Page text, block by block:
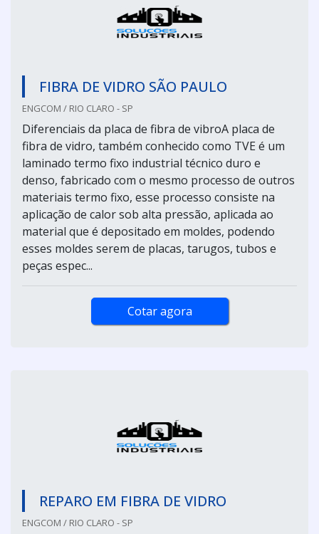
FIBRA DE VIDRO SÃO PAULO
ENGCOM / RIO CLARO - SP
Diferenciais da placa de fibra de vibroA placa de
fibra de vidro, também conhecido como TVE é um
laminado termo fixo industrial técnico duro e
denso, fabricado com o mesmo processo de outros
materiais termo fixo, esse processo consiste na
aplicação de calor sob alta pressão, aplicada ao
material que é depositado em moldes, podendo
esses moldes serem de placas, tarugos, tubos e
peças espec...
Cotar agora
REPARO EM FIBRA DE VIDRO
ENGCOM / RIO CLARO - SP